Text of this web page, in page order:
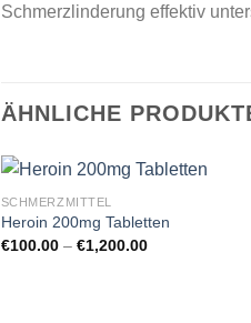
Schmerzlinderung effektiv
ÄHNLICHE
SCHMERZMITTEL
Heroin 200mg Tabletten
€100.00 – €1,200.00Preisspanne: